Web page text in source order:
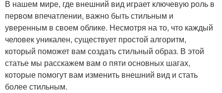
В нашем мире, где внешний вид играет ключевую роль в
первом впечатлении, важно быть стильным и
уверенным в своем облике. Несмотря на то, что каждый
человек уникален, существует простой алгоритм,
который поможет вам создать стильный образ. В этой
статье мы расскажем вам о пяти основных шагах,
которые помогут вам изменить внешний вид и стать
более стильным.